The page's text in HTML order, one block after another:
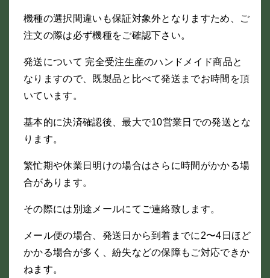
機種の選択間違いも保証対象外となりますため、ご
注文の際は必ず機種をご確認下さい。
発送について 完全受注生産のハンドメイド商品と
なりますので、既製品と比べて発送までお時間を頂
いています。
基本的に決済確認後、最大で10営業日での発送とな
ります。
繁忙期や休業日明けの場合はさらに時間がかかる場
合があります。
その際には別途メールにてご連絡致します。
メール便の場合、発送日から到着までに2〜4日ほど
かかる場合が多く、紛失などの保障もご対応できか
ねます。